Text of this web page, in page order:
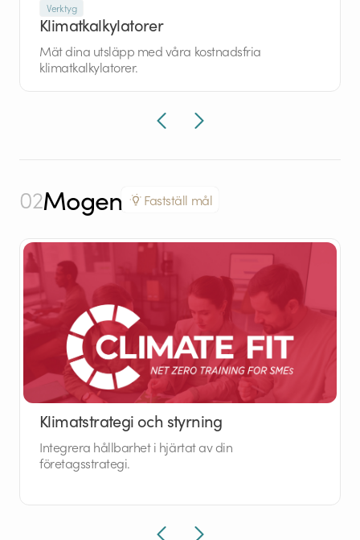
Verktyg
Klimatkalkylatorer
Mät dina utsläpp med våra kostnadsfria
klimatkalkylatorer.
02Mogen Fastställ mål
Klimatstrategi och styrning
Integrera hållbarhet i hjärtat av din
företagsstrategi.